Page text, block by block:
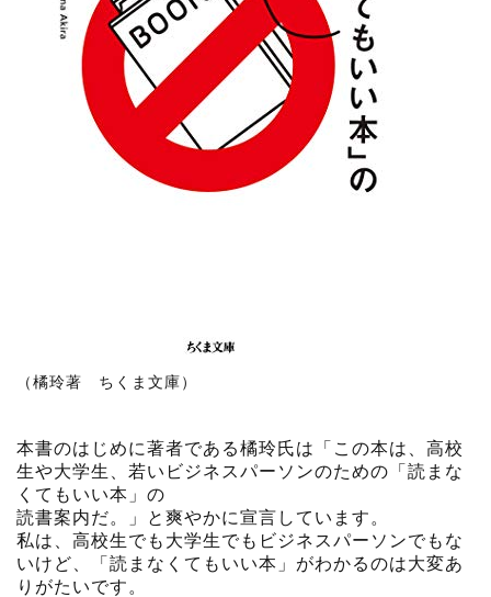
（橘玲著 ちくま文庫）
本書のはじめに著者である橘玲氏は「この本は、高校
生や大学生、若いビジネスパーソンのための「読まな
くてもいい本」の
読書案内だ。」と爽やかに宣言しています。
私は、高校生でも大学生でもビジネスパーソンでもな
いけど、「読まなくてもいい本」がわかるのは大変あ
りがたいです。